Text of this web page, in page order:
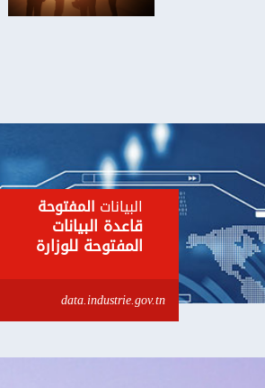
البيانات المفتوحة
قاعدة البيانات
المفتوحة للوزارة
data.industrie.gov.tn